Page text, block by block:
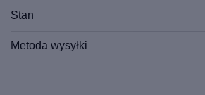
Stan
Metoda wysyłki